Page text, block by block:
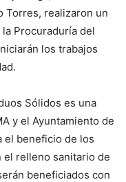
Torres, realizaron un
Procuraduría del
los trabajos
Sólidos es una
y el Ayuntamiento de
el beneficio de los
el relleno sanitario de
beneficiados con